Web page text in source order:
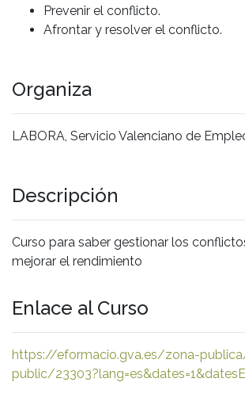
Prevenir el conflicto.
Afrontar y resolver el conflicto.
Organiza
LABORA, Servicio Valenciano de
Descripción
Curso para saber gestionar los
mejorar el rendimiento
Enlace al Curso
https://eformacio.gva.es/zona-
public/